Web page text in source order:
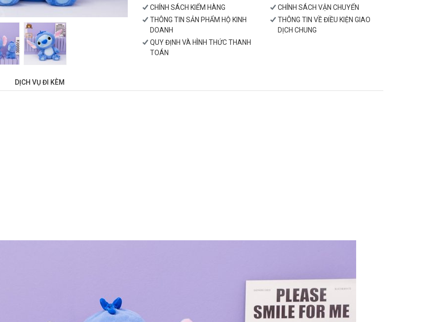
CHÍNH SÁCH KIỂM HÀNG
CHÍNH SÁCH VẬN CHUYỂN
THÔNG TIN SẢN PHẨM HỘ KINH
DOANH
THÔNG TIN VỀ ĐIỀU KIỆN GIAO
DỊCH CHUNG
QUY ĐỊNH VÀ HÌNH THỨC THANH
TOÁN
DỊCH VỤ ĐI KÈM